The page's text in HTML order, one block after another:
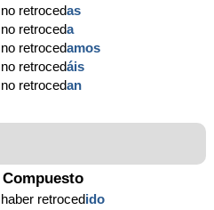
no retrocedas
no retroceda
no retrocedamos
no retrocedáis
no retrocedan
Compuesto
haber retrocedido